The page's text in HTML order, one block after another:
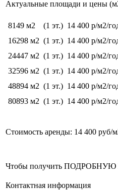
Актуальные площади и цены
8149 м2 (1 эт.) 14 400 р/м2/
16298 м2 (1 эт.) 14 400 р/м2/
24447 м2 (1 эт.) 14 400 р/м2/
32596 м2 (1 эт.) 14 400 р/м2/
48894 м2 (1 эт.) 14 400 р/м2/
80893 м2 (1 эт.) 14 400 р/м2/
Стоимость аренды: 14 400 руб/
Чтобы получить ПОДРОБНУЮ
Контактная информация